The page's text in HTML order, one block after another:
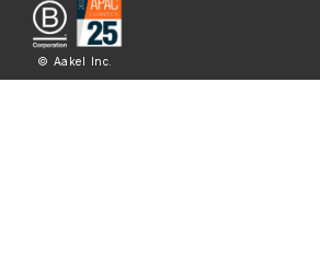
© Aakel Inc.